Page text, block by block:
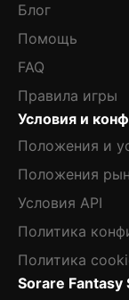
Блог
Помощь
FAQ
Правила игры
Условия и
Положения и
Положения
Условия API
Политика
Политика
Sorare Fantasy